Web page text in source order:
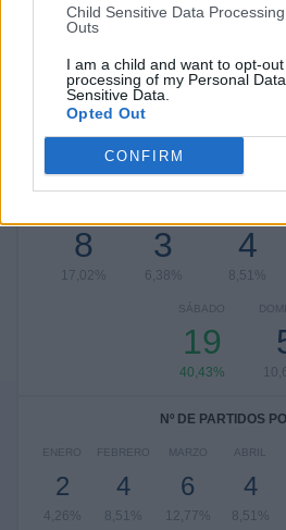
Child Sensitive Data
Outs
I am a child and want to opt-
processing of my Personal
Sensitive Data.
Opted Out
CONFIRM
Liga Colombiana
Torneo BetPlay DIMAYOR
1 (2,13%)
Nº DE PARTIDOS POR DÍA
8
17,02%
3
6,38%
4
8,51%
SÁBADO
19
40,43%
Nº DE PARTIDOS
ENERO
2
4,26%
FEBRERO
4
8,51%
MARZO
6
12,77%
ABRIL
4
8,51%